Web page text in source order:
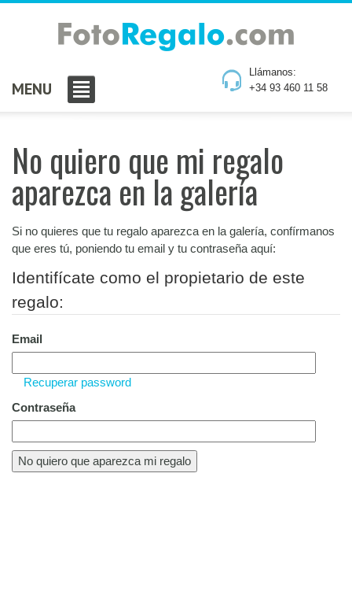
Llámanos:
+34 93 460 11 58
MENU
No quiero que mi regalo
aparezca en la galería
Si no quieres que tu regalo aparezca en la galería, confírmanos
que eres tú, poniendo tu email y tu contraseña aquí:
Identifícate como el propietario de este
regalo:
Email
Recuperar password
Contraseña